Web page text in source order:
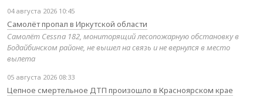
04 августа 2026 10:45
Самолёт пропал в Иркутской области
Самолёт Cessna 182, мониторящий лесопожарную обстановку в
Бодайбинском районе, не вышел на связь и не вернулся в место
вылета
05 августа 2026 08:33
Цепное смертельное ДТП произошло в Красноярском крае